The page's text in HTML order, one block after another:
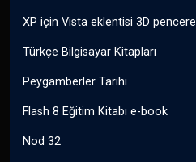
XP için Vista eklentisi 3D pencere
Türkçe Bilgisayar Kitapları
Peygamberler Tarihi
Flash 8 Eğitim Kitabı e-book
Nod 32